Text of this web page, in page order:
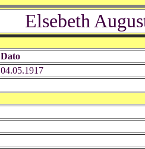
Elsebeth
Dato
04.05.1917